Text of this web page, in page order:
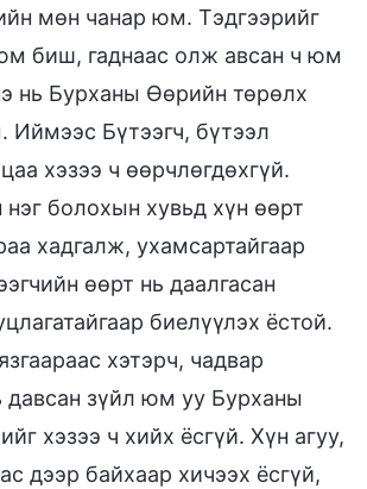
мөн чанар юм. Тэдгээрийг
биш, гаднаас олж авсан ч юм
нь Бурханы Өөрийн төрөлх
Иймээс Бүтээгч, бүтээл
хэзээ ч өөрчлөгдөхгүй.
нэг болохын хувьд хүн өөрт
хадгалж, ухамсартайгаар
өөрт нь даалгасан
биелүүлэх ёстой.
хэтэрч, чадвар
давсан зүйл юм уу Бурханы
хэзээ ч хийх ёсгүй. Хүн агуу,
дээр байхаар хичээх ёсгүй,